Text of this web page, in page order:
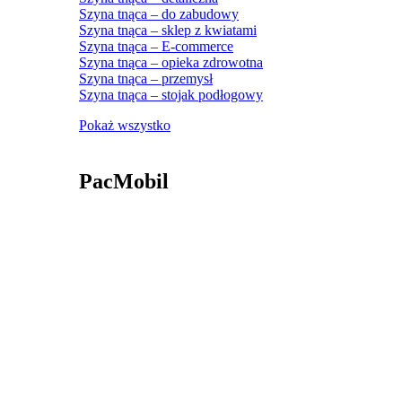
Szyna tnąca – do zabudowy
Szyna tnąca – sklep z kwiatami
Szyna tnąca – E-commerce
Szyna tnąca – opieka zdrowotna
Szyna tnąca – przemysł
Szyna tnąca – stojak podłogowy
Pokaż wszystko
PacMobil